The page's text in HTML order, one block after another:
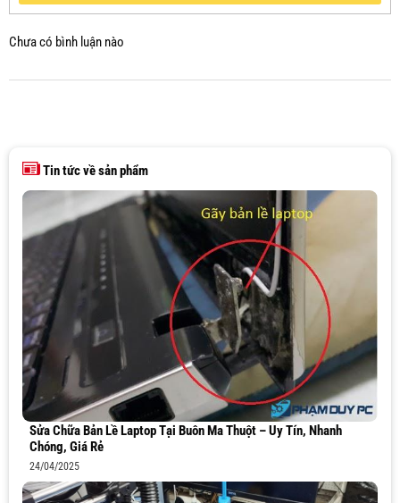
Chưa có bình luận nào
Tin tức về sản phẩm
Sửa Chữa Bản Lề Laptop Tại Buôn Ma Thuột – Uy Tín, Nhanh
Chóng, Giá Rẻ
24/04/2025